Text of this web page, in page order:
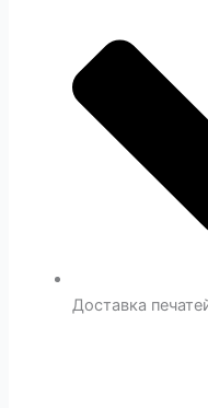
Доставка